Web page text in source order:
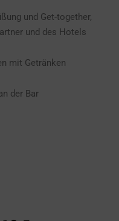
und Get-together,
und des Hotels
mit Getränken
der Bar